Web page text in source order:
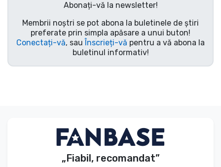
Abonați-vă la newsletter!
Membrii noștri se pot abona la buletinele de știri
preferate prin simpla apăsare a unui buton!
Conectați-vă, sau Înscrieți-vă pentru a vă abona la
buletinul informativ!
„Fiabil, recomandat”
Tipuri de produse
Mărci